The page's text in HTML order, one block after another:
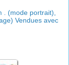
. (mode portrait),
Vendues avec